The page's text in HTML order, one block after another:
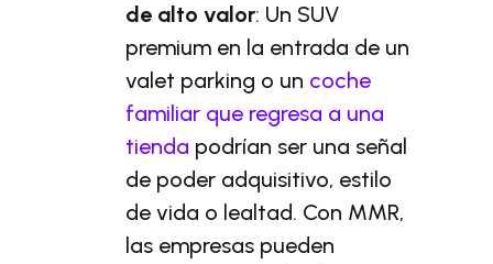
de alto valor: Un SUV
premium en la entrada de un
valet parking o un coche
familiar que regresa a una
tienda podrían ser una señal
de poder adquisitivo, estilo
de vida o lealtad. Con MMR,
las empresas pueden